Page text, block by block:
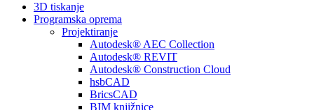
3D tiskanje
Programska oprema
Projektiranje
Autodesk® AEC Collection
Autodesk® REVIT
Autodesk® Construction Cloud
hsbCAD
BricsCAD
BIM knjižnice